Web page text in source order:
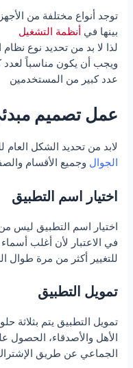
بينها في أنظمة التشغيل
ويجب أن يكون مناسباً لعدد
عدد كبير من المستخدمين
عمل تصميم
لابد من تحديد الشكل
الجوال وجميع الأقسام
اختيار اسم التطبيق
في الاعتبار لأن أغلب
للتغيير أكثر من مرة طوال
تمويل التطبيق
الأهل والأصدقاء، الحصول
الجماعي عن طريق